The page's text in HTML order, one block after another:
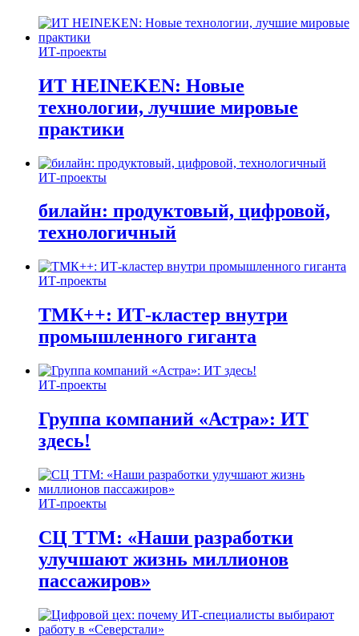
ИТ-проекты
ИТ HEINEKEN: Новые
технологии, лучшие мировые
практики
ИТ-проекты
билайн: продуктовый, цифровой,
технологичный
ИТ-проекты
ТМК++: ИТ-кластер внутри
промышленного гиганта
ИТ-проекты
Группа компаний «Астра»: ИТ
здесь!
ИТ-проекты
СЦ ТТМ: «Наши разработки
улучшают жизнь миллионов
пассажиров»